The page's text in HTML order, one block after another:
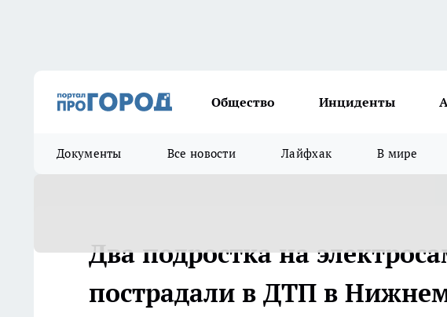
Общество Инциденты
Документы Все новости Лайфхак В мире
Два подростка на
пострадали в ДТП в